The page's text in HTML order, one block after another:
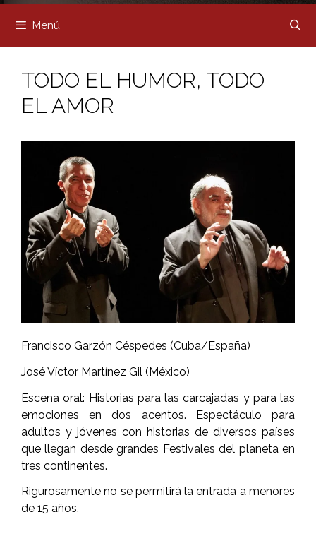
Menú
TODO EL HUMOR, TODO
EL AMOR
Francisco Garzón Céspedes (Cuba/España)
José Víctor Martínez Gil (México)
Escena oral: Historias para las carcajadas y para las
emociones en dos acentos. Espectáculo para
adultos y jóvenes con historias de diversos países
que llegan desde grandes Festivales del planeta en
tres continentes.
Rigurosamente no se permitirá la entrada a menores
de 15 años.